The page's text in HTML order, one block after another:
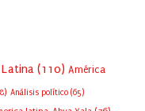
(110) América
Análisis político (65)